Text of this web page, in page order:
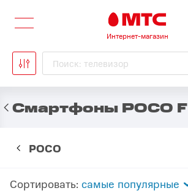
Интернет-магазин
Поиск: телевизор
Смартфоны POCO F
POCO
Сортировать: самые популярные